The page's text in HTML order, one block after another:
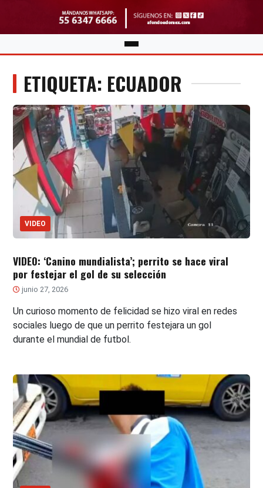
ETIQUETA: ECUADOR
VIDEO
VIDEO: ‘Canino mundialista’; perrito se hace viral
por festejar el gol de su selección
junio 27, 2026
Un curioso momento de felicidad se hizo viral en redes
sociales luego de que un perrito festejara un gol
durante el mundial de futbol.